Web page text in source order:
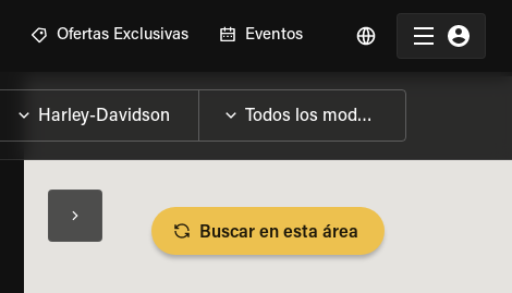
Ofertas Exclusivas Eventos
Buscar en esta área